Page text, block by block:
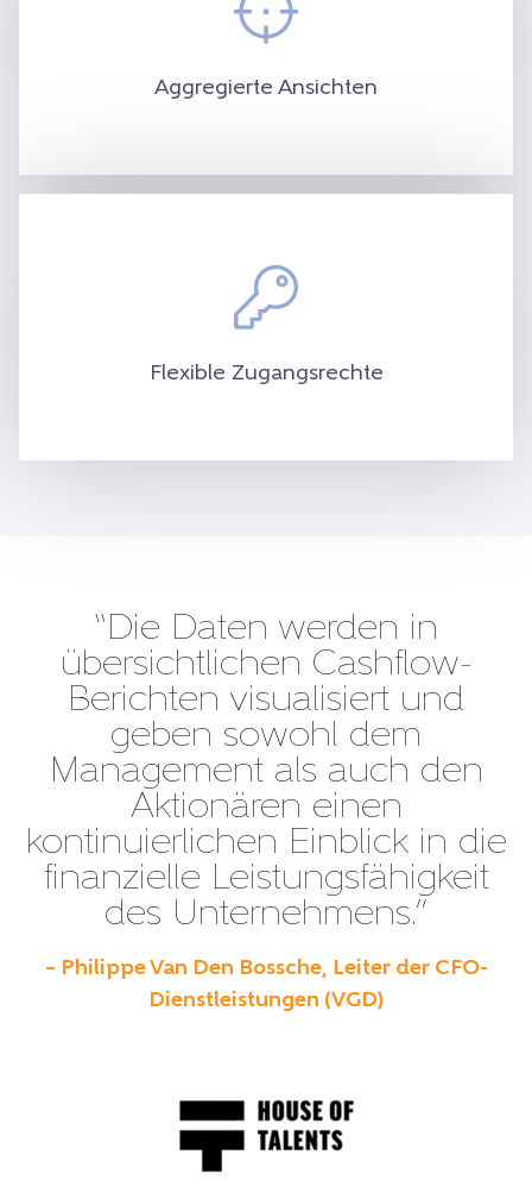
Aggregierte Ansichten
Klicken und ziehen Sie, um die Leistungen
Geschäftsbereiche zu addieren oder zu
Flexible Zugangsrechte
zur Personenebene festgelegt werden: auf
der Grundlage von Daten (z. B. Region,
Einheit…) oder auf der Grundlage von
Funktionen (z. B. Ansichten, Click-
“Die Daten werden in
übersichtlichen Cashflow-
Berichten visualisiert und
geben sowohl dem
Management als auch den
Aktionären einen
kontinuierlichen Einblick in die
finanzielle Leistungsfähigkeit
des Unternehmens.”
– Philippe Van Den Bossche, Leiter der CFO-
Dienstleistungen (VGD)